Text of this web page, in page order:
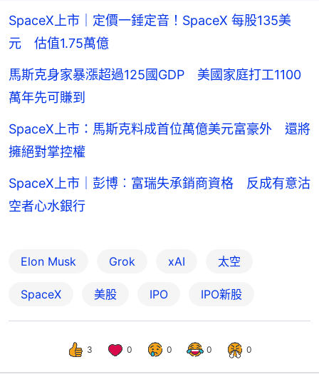
SpaceX上市｜定價一錘定音！SpaceX 每股135美
元 估值1.75萬億
馬斯克身家暴漲超過125國GDP 美國家庭打工1100
萬年先可賺到
SpaceX上市：馬斯克料成首位萬億美元富豪外 還將
擁絕對掌控權
SpaceX上市｜彭博︰富瑞失承銷商資格 反成有意沽
空者心水銀行
Elon Musk Grok xAI 太空
SpaceX 美股 IPO IPO新股
3 0 0 0 0